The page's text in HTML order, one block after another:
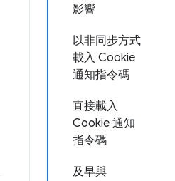
影響
以非同步方式
載入 Cookie
通知指令碼
直接載入
Cookie 通知
指令碼
及早與